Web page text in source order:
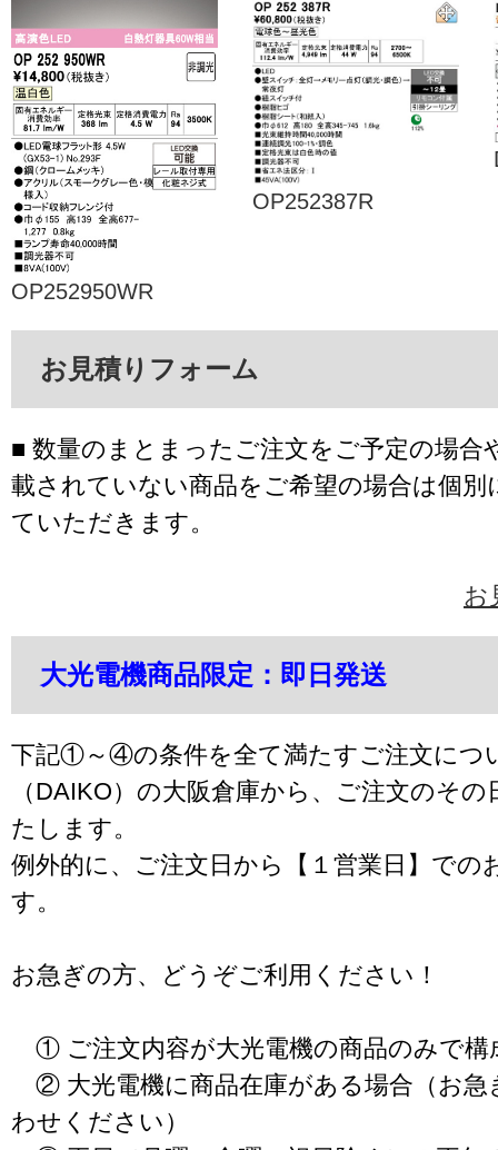
OP252950WR
OP252387R
お見積りフォーム
■ 数量のまとまったご注文をご予定の場合
載されていない商品をご希望の場合は個別
ていただきます。
お
大光電機商品限定：即日発送
下記①～④の条件を全て満たすご注文につ
（DAIKO）の大阪倉庫から、ご注文のそ
たします。
例外的に、ご注文日から【１営業日】での
す。
お急ぎの方、どうぞご利用ください！
① ご注文内容が大光電機の商品のみで構
② 大光電機に商品在庫がある場合（お急
わせください）